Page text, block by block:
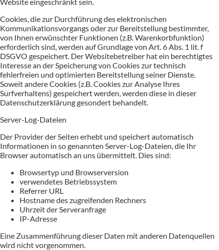
Cookies, die zur Durchführung des elektronischen
Kommunikationsvorgangs oder zur Bereitstellung bestimmter,
von Ihnen erwünschter Funktionen (z.B. Warenkorbfunktion)
erforderlich sind, werden auf Grundlage von Art. 6 Abs. 1 lit. f
DSGVO gespeichert. Der Websitebetreiber hat ein berechtigtes
Interesse an der Speicherung von Cookies zur technisch
fehlerfreien und optimierten Bereitstellung seiner Dienste.
Soweit andere Cookies (z.B. Cookies zur Analyse Ihres
Surfverhaltens) gespeichert werden, werden diese in dieser
Datenschutzerklärung gesondert behandelt.
Server-Log-Dateien
Der Provider der Seiten erhebt und speichert automatisch
Informationen in so genannten Server-Log-Dateien, die Ihr
Browser automatisch an uns übermittelt. Dies sind:
Browsertyp und Browserversion
verwendetes Betriebssystem
Referrer URL
Hostname des zugreifenden Rechners
Uhrzeit der Serveranfrage
IP-Adresse
Eine Zusammenführung dieser Daten mit anderen Datenquellen
wird nicht vorgenommen.